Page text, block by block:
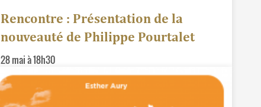
Rencontre : Présentation de la
nouveauté de Philippe Pourtalet
28 mai à 18h30